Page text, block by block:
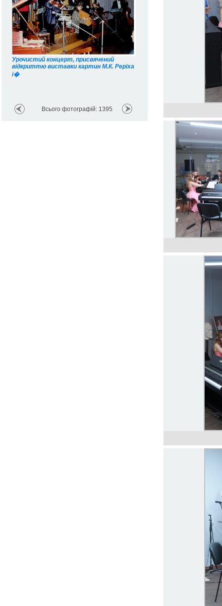
Урочистий концерт, присвячений
відкриттю виставки картин М.К. Реріха
і�
Торжественный вечер в
Всього фотографій: 1395